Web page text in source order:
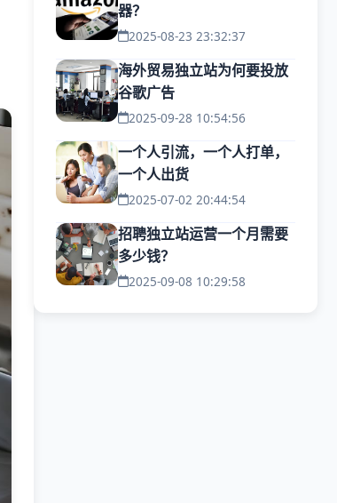
器？
2025-08-23 23:32:37
海外贸易独立站为何要投放
谷歌广告
2025-09-28 10:54:56
一个人引流，一个人打单，
一个人出货
2025-07-02 20:44:54
招聘独立站运营一个月需要
多少钱？
2025-09-08 10:29:58